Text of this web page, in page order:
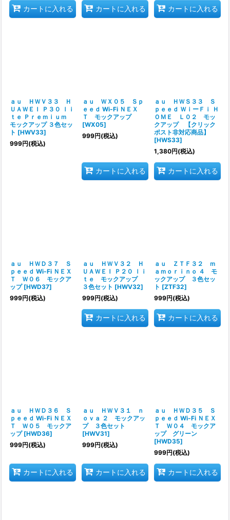
カートに入れる カートに入れる カートに入れる
ａｕ ＨＷＶ３３ Ｈ
ＵＡＷＥＩ Ｐ３０ ｌｉ
ｔｅ Ｐｒｅｍｉｕｍ
モックアップ ３色セッ
ト [HWV33]
999円(税込)
ａｕ ＷＸ０５ Ｓｐ
ｅｅｄ Wi-Fi ＮＥＸ
Ｔ モックアップ
[WX05]
999円(税込)
カートに入れる
ａｕ ＨＷＳ３３ Ｓ
ｐｅｅｄ ＷｉーＦｉ Ｈ
ＯＭＥ Ｌ０２ モッ
クアップ 【クリック
ポスト非対応商品】
[HWS33]
1,380円(税込)
カートに入れる
ａｕ ＨＷＤ３７ Ｓ
ｐｅｅｄ Wi-Fi ＮＥＸ
Ｔ Ｗ０６ モックア
ップ [HWD37]
999円(税込)
ａｕ ＨＷＶ３２ Ｈ
ＵＡＷＥＩ Ｐ２０ ｌｉ
ｔｅ モックアップ
３色セット [HWV32]
999円(税込)
カートに入れる
ａｕ ＺＴＦ３２ ｍ
ａｍｏｒｉｎｏ ４ モ
ックアップ ３色セッ
ト [ZTF32]
999円(税込)
カートに入れる
ａｕ ＨＷＤ３６ Ｓ
ｐｅｅｄ Wi-Fi ＮＥＸ
Ｔ Ｗ０５ モックア
ップ [HWD36]
999円(税込)
カートに入れる
ａｕ ＨＷＶ３１ ｎ
ｏｖａ ２ モックアッ
プ ３色セット
[HWV31]
999円(税込)
カートに入れる
ａｕ ＨＷＤ３５ Ｓ
ｐｅｅｄ Wi-Fi ＮＥＸ
Ｔ Ｗ０４ モックア
ップ グリーン
[HWD35]
999円(税込)
カートに入れる